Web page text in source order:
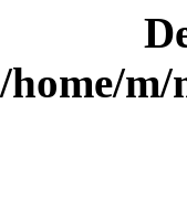
/home/m/